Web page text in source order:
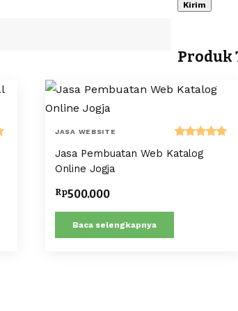
Produk
JASA WEBSITE
Dinilai
5.00
Jasa Pembuatan Web Katalog
Online Jogja
Rp500.000
Baca selengkapnya